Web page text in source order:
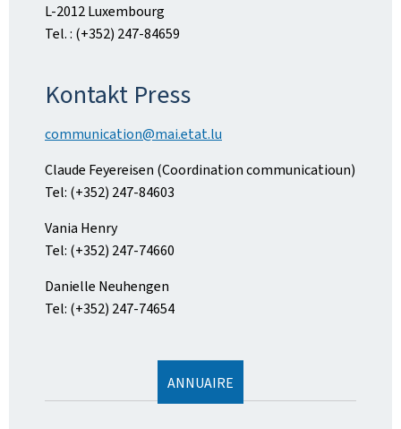
L-2012 Luxembourg
Tel. : (+352) 247-84659
Kontakt Press
communication@mai.etat.lu
Claude Feyereisen (Coordination communicatioun)
Tel: (+352) 247-84603
Vania Henry
Tel: (+352) 247-74660
Danielle Neuhengen
Tel: (+352) 247-74654
ANNUAIRE